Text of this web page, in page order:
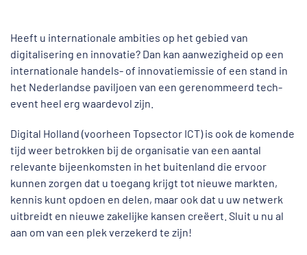
Heeft u internationale ambities op het gebied van
digitalisering en innovatie? Dan kan aanwezigheid op een
internationale handels- of innovatiemissie of een stand in
het Nederlandse paviljoen van een gerenommeerd tech-
event heel erg waardevol zijn.
Digital Holland (voorheen Topsector ICT) is ook de komende
tijd weer betrokken bij de organisatie van een aantal
relevante bijeenkomsten in het buitenland die ervoor
kunnen zorgen dat u toegang krijgt tot nieuwe markten,
kennis kunt opdoen en delen, maar ook dat u uw netwerk
uitbreidt en nieuwe zakelijke kansen creëert. Sluit u nu al
aan om van een plek verzekerd te zijn!